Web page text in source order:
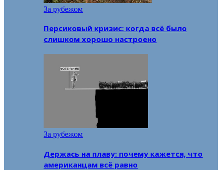
За рубежом
Персиковый кризис: когда всё было
слишком хорошо настроено
За рубежом
Держась на плаву: почему кажется, что
американцам всё равно